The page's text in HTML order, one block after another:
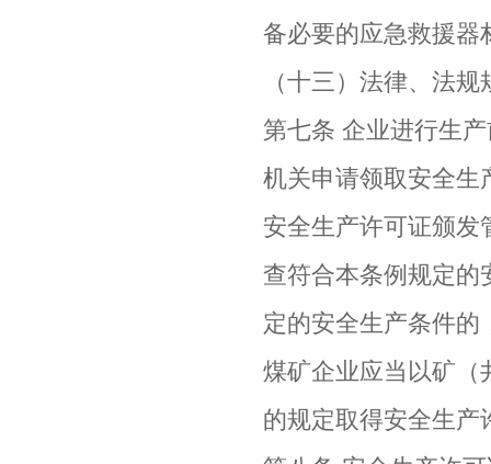
备必要的应急救援器
（十三）法律、法
第七条 企业进行生
机关申请领取安全生
安全生产许可证颁发
查符合本条例规定的
定的安全生产条件的
煤矿企业应当以矿（
的规定取得安全生产